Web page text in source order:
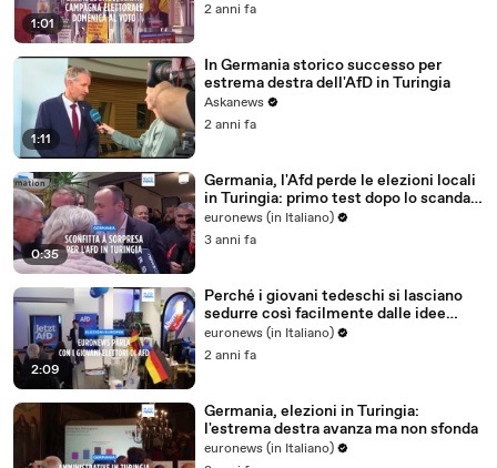
1:01
2 anni fa
1:11
In Germania storico successo per
estrema destra dell'AfD in Turingia
Askanews
2 anni fa
0:35
Germania, l'Afd perde le elezioni locali
in Turingia: primo test dopo lo scandalo
sugli immigrati
euronews (in Italiano)
3 anni fa
2:09
Perché i giovani tedeschi si lasciano
sedurre così facilmente dalle idee
dell'Afd
euronews (in Italiano)
2 anni fa
Germania, elezioni in Turingia:
l'estrema destra avanza ma non sfonda
euronews (in Italiano)